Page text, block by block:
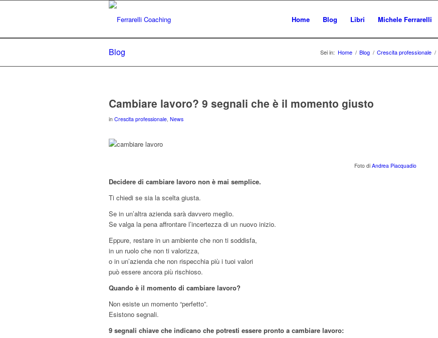
Home Blog Libri Michele Ferrarelli
Blog Sei in: Home / Blog / Crescita professionale /
Cambiare lavoro? 9 segnali che è il momento giusto
in Crescita professionale, News
Foto diAndrea Piacquadio
Decidere di cambiare lavoro non è mai semplice.
Ti chiedi se sia la scelta giusta.
Se in un’altra azienda sarà davvero meglio.
Se valga la pena affrontare l’incertezza di un nuovo inizio.
Eppure, restare in un ambiente che non ti soddisfa,
in un ruolo che non ti valorizza,
o in un’azienda che non rispecchia più i tuoi valori
può essere ancora più rischioso.
Quando è il momento di cambiare lavoro?
Non esiste un momento “perfetto”.
Esistono segnali.
9 segnali chiave che indicano che potresti essere pronto a cambiare lavoro: